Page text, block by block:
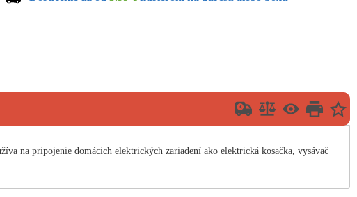
na pripojenie domácich elektrických zariadení ako elektrická kosačka, vysávač